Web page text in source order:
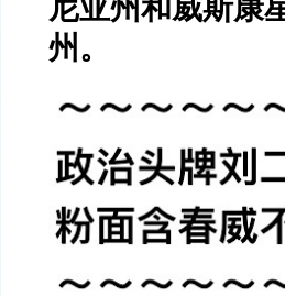
尼亚州和威斯康
州。